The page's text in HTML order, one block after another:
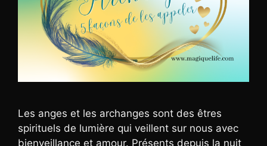
Les anges et les archanges sont des êtres
spirituels de lumière qui veillent sur nous avec
bienveillance et amour. Présents depuis la nuit